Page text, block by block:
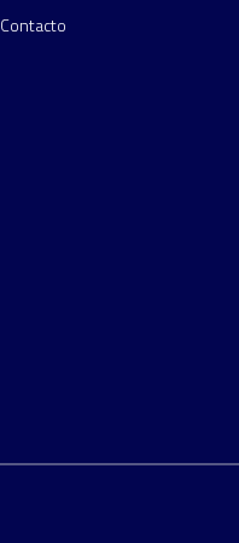
Contacto